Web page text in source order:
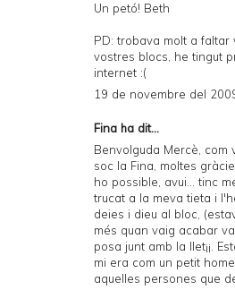
Un petó! Beth
PD: trobava molt a faltar
vostres blocs, he tingut
internet :(
19 de novembre del
Fina ha dit...
Benvolguda Mercè, com
soc la Fina, moltes
ho possible, avui... tinc
trucat a la meva tieta i
deies i dieu al bloc,
més quan vaig acabar
posa junt amb la llet¡¡.
mi era com un petit
aquelles persones que